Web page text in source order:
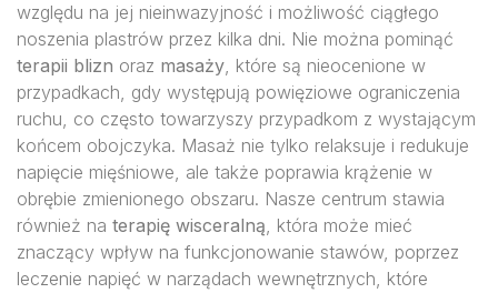
względu na jej nieinwazyjność i możliwość ciągłego
noszenia plastrów przez kilka dni. Nie można pominąć
terapii blizn oraz masaży, które są nieocenione w
przypadkach, gdy występują powięziowe ograniczenia
ruchu, co często towarzyszy przypadkom z wystającym
końcem obojczyka. Masaż nie tylko relaksuje i redukuje
napięcie mięśniowe, ale także poprawia krążenie w
obrębie zmienionego obszaru. Nasze centrum stawia
również na terapię wisceralną, która może mieć
znaczący wpływ na funkcjonowanie stawów, poprzez
leczenie napięć w narządach wewnętrznych, które